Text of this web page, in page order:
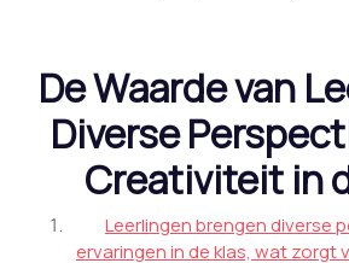
De Waarde van
Diverse
Creativiteit in
Leerlingen brengen diverse
ervaringen in de klas, wat zorgt